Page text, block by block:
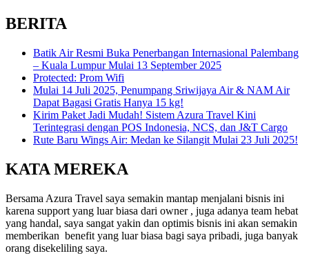
BERITA
Batik Air Resmi Buka Penerbangan Internasional Palembang
– Kuala Lumpur Mulai 13 September 2025
Protected: Prom Wifi
Mulai 14 Juli 2025, Penumpang Sriwijaya Air & NAM Air
Dapat Bagasi Gratis Hanya 15 kg!
Kirim Paket Jadi Mudah! Sistem Azura Travel Kini
Terintegrasi dengan POS Indonesia, NCS, dan J&T Cargo
Rute Baru Wings Air: Medan ke Silangit Mulai 23 Juli 2025!
KATA MEREKA
Bersama Azura Travel saya semakin mantap menjalani bisnis ini
karena support yang luar biasa dari owner , juga adanya team hebat
yang handal, saya sangat yakin dan optimis bisnis ini akan semakin
memberikan benefit yang luar biasa bagi saya pribadi, juga banyak
orang disekeliling saya.